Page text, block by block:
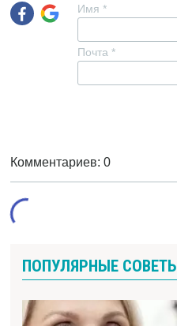
Имя *
Почта *
Комментариев: 0
ПОПУЛЯРНЫЕ СОВЕТЫ